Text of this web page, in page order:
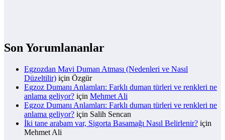
Son Yorumlananlar
Egzozdan Mavi Duman Atması (Nedenleri ve Nasıl
Düzeltilir) için Özgür
Egzoz Dumanı Anlamları: Farklı duman türleri ve renkleri ne
anlama geliyor? için Mehmet Ali
Egzoz Dumanı Anlamları: Farklı duman türleri ve renkleri ne
anlama geliyor? için Salih Sencan
İki tane arabam var, Sigorta Basamağı Nasıl Belirlenir? için
Mehmet Ali